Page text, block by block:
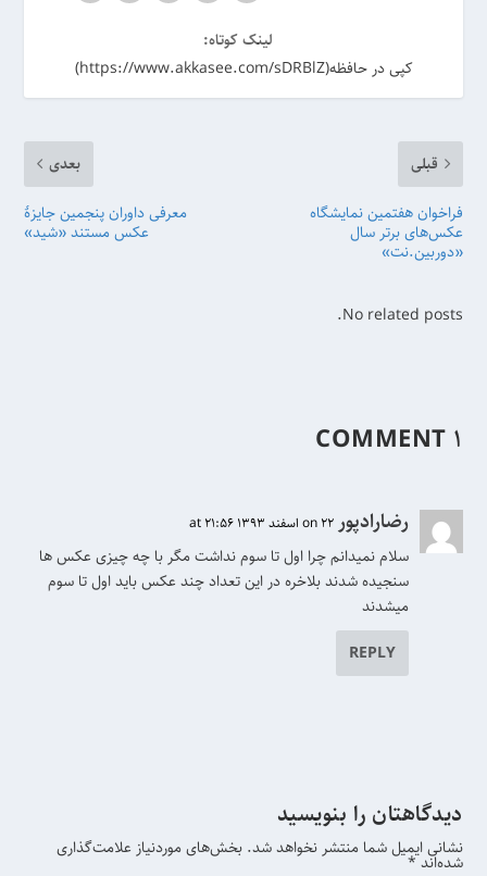
لینک کوتاه:
کپی در حافظه(https://www.akkasee.com/sDRBlZ)
قبلی
فراخوان هفتمین نمایشگاه
عکس‌های برتر سال
«دوربین.نت»
بعدی
معرفی داوران پنجمین جایزهٔ
عکس مستند «شید»
No related posts.
۱ COMMENT
رضارادپور on 22 اسفند 1393 at 21:56
سلام نمیدانم چرا اول تا سوم نداشت مگر با چه چیزی عکس ها
سنجیده شدند بلاخره در این تعداد چند عکس باید اول تا سوم
میشدند
REPLY
دیدگاهتان را بنویسید
نشانی ایمیل شما منتشر نخواهد شد. بخش‌های موردنیاز علامت‌گذاری
شده‌اند*